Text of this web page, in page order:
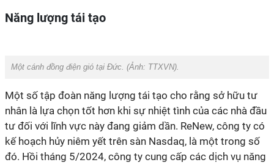
Năng lượng tái tạo
Một cánh đồng điện gió tại Đức. (Ảnh: TTXVN).
Một số tập đoàn năng lượng tái tạo cho rằng sở hữu tư
nhân là lựa chọn tốt hơn khi sự nhiệt tình của các nhà đầu
tư đối với lĩnh vực này đang giảm dần. ReNew, công ty có
kế hoạch hủy niêm yết trên sàn Nasdaq, là một trong số
đó. Hồi tháng 5/2024, công ty cung cấp các dịch vụ năng